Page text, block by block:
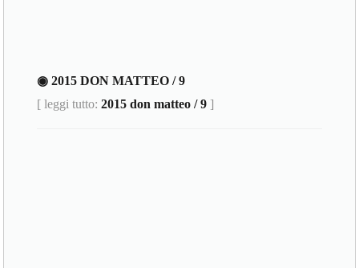
◉ 2015 DON MATTEO / 9
[ leggi tutto:2015 don matteo / 9 ]